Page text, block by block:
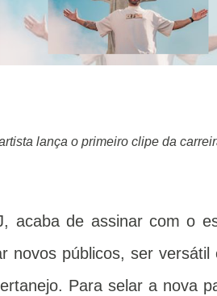
lança o primeiro clipe da
acaba de assinar com o
novos públicos, ser
Para selar a nova